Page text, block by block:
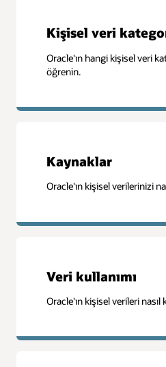
Kişisel veri
Oracle'ın hangi kişisel veri
öğrenin.
Kaynaklar
Oracle'ın kişisel verilerinizi
Veri kullanımı
Oracle'ın kişisel verileri nasıl